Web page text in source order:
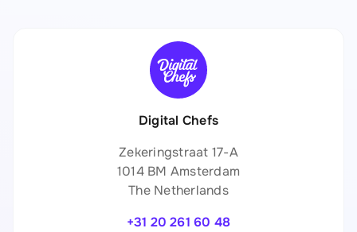
Digital Chefs
Zekeringstraat 17-A
1014 BM Amsterdam
The Netherlands
+31 20 261 60 48